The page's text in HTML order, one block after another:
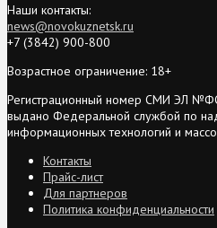
Наши контакты:
news@novokuznetsk.ru
+7 (3842) 900-800
Возрастное ограничение: 18+
Регистрационный номер СМИ ЭЛ
выдано Федеральной службой по
информационных технологий и
Контакты
Прайс-лист
Для партнеров
Политика конфиденциальности